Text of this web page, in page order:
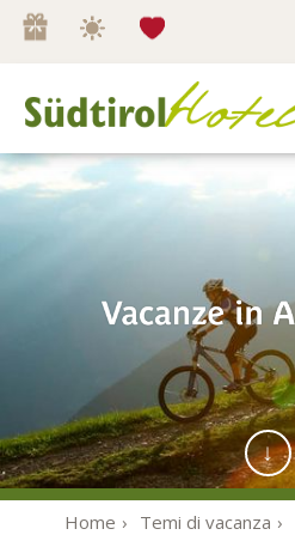
Wishlist
Home Temi di vacanza